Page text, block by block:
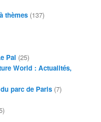
thèmes (137)
Pal (25)
World : Actualités,
parc de Paris (7)